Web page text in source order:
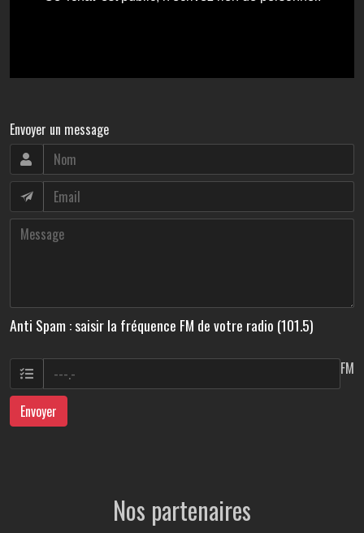
Envoyer un message
Anti Spam : saisir la fréquence FM de votre radio (101.5)
FM
Envoyer
Nos partenaires